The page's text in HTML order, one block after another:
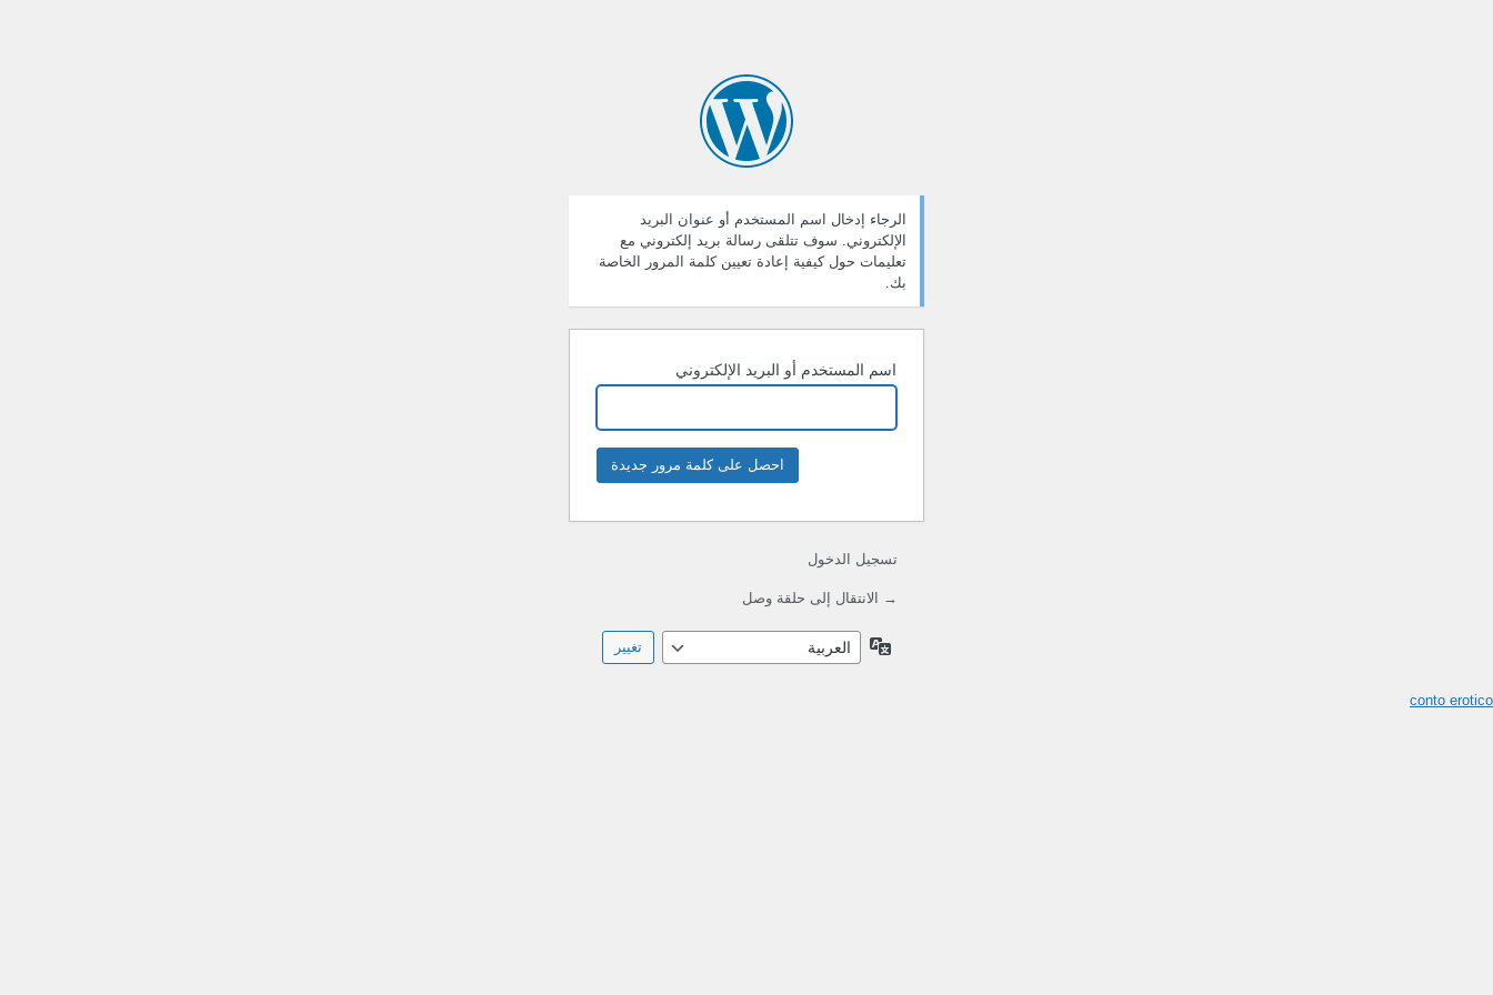
الرجاء إدخال اسم المستخدم أو عنوان البريد
الإلكتروني. سوف تتلقى رسالة بريد إلكتروني مع
تعليمات حول كيفية إعادة تعيين كلمة المرور الخاصة
بك.
اسم المستخدم أو البريد الإلكتروني
تسجيل الدخول
→ الانتقال إلى حلقة وصل
اللغة
conto erotico